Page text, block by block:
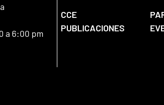
a 6:00 pm
CCE
PUBLICACIONES